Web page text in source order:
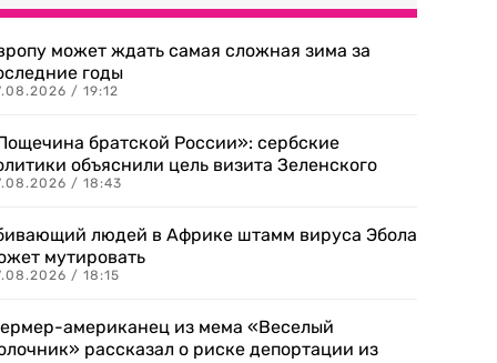
может ждать самая сложная зима за
годы
/ 19:12
братской России»: сербские
объяснили цель визита Зеленского
/ 18:43
людей в Африке штамм вируса Эбола
мутировать
/ 18:15
американец из мема «Веселый
рассказал о риске депортации из